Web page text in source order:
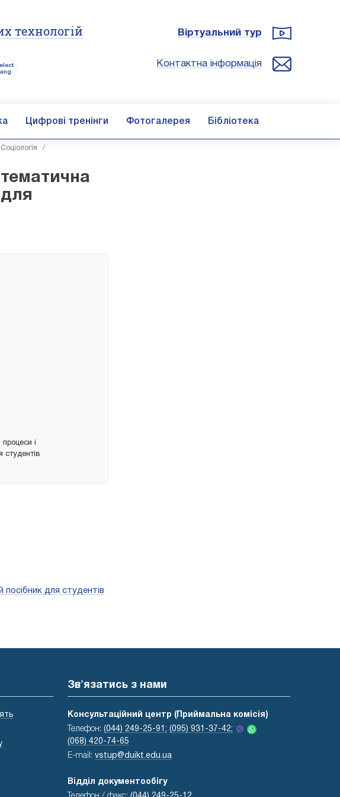
технологій
lang
Віртуальний тур
Контактна інформація
Цифрові тренінги Фотогалерея Бібліотека
Соціологія /
і
студентів
посібник для студентів
Зв'язатись з нами
Консультаційний центр (Приймальна комісія)
Телефон: (044) 249-25-91; (095) 931-37-42;
(068) 420-74-65
E-mail: vstup@duikt.edu.ua
Відділ документообігу